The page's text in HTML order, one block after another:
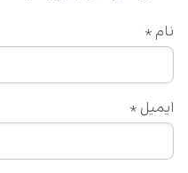
نام *
ایمیل *